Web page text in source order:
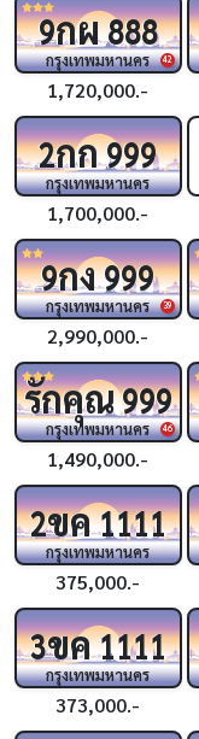
42
9กผ888
กรุงเทพมหานคร
1,720,000.-
2กก999
กรุงเทพมหานคร
1,700,000.-
39
9กง999
กรุงเทพมหานคร
2,990,000.-
46
รักคุณ999
กรุงเทพมหานคร
1,490,000.-
2ขค1111
กรุงเทพมหานคร
375,000.-
3ขค1111
กรุงเทพมหานคร
373,000.-